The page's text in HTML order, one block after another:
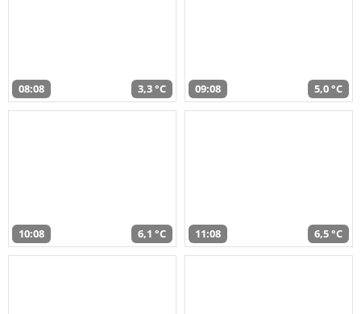
08:08 3,3 °C 09:08 5,0 °C
10:08 6,1 °C 11:08 6,5 °C